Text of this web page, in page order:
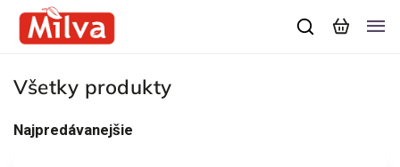
Všetky produkty
Najpredávanejšie